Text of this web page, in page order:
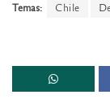
Temas: Chile